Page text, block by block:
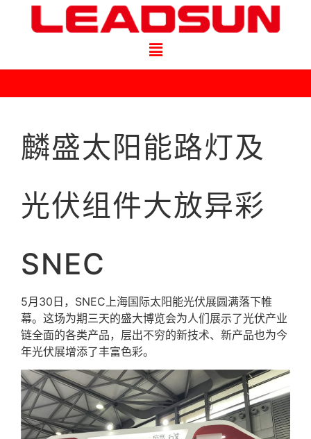
麟盛太阳能路灯及
光伏组件大放异彩
SNEC
5月30日，SNEC上海国际太阳能光伏展圆满落下帷
幕。这场为期三天的盛大博览会为人们展示了光伏产业
链全面的各类产品，层出不穷的新技术、新产品也为今
年光伏展增添了丰富色彩。